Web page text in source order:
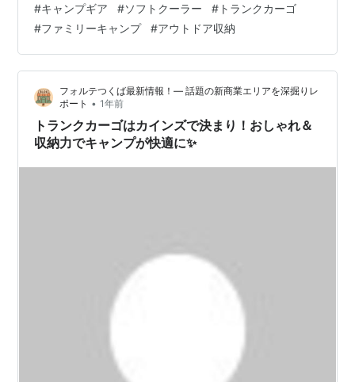
ラー26L》が新登場しました。 2025年8月21日に発売さ
れたこのモデルは、従来の14Lタイプから大きくサイズア
ップ。複数人でのキャンプやファミリーキャンプに最適
で、トランクカーゴにぴったり収まる設計となっていま
す。 ✅ ポイント：・大容量26Lでファミリーやグループ
キャンプに最適・トランクカーゴに…
#キャンプギア #ソフトクーラー # トランクカーゴ
#ファミリーキャンプ #アウトドア収納
フォルテつくば最新情報！— 話題の新商業エリアを深掘りレ
ポート • 1年前
トランクカーゴはカインズで決まり！おしゃれ＆
収納力でキャンプが快適に✨